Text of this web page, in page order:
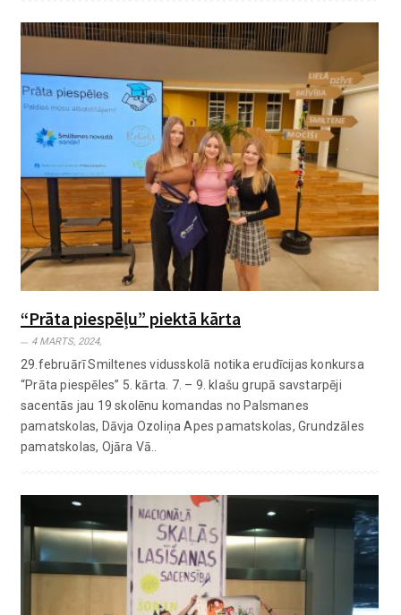
“Prāta piespēļu” piektā kārta
4 MARTS, 2024,
29.februārī Smiltenes vidusskolā notika erudīcijas konkursa
“Prāta piespēles” 5. kārta. 7. – 9. klašu grupā savstarpēji
sacentās jau 19 skolēnu komandas no Palsmanes
pamatskolas, Dāvja Ozoliņa Apes pamatskolas, Grundzāles
pamatskolas, Ojāra Vā..